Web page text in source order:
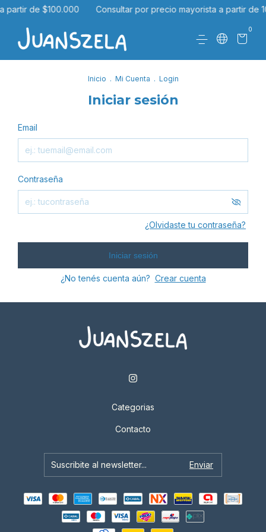
partir de $100.000 Consultar por precio mayorista a partir de
0
Inicio . Mi Cuenta . Login
Iniciar sesión
Email
Contraseña
¿Olvidaste tu contraseña?
Iniciar sesión
¿No tenés cuenta aún? Crear cuenta
Categorias
Contacto